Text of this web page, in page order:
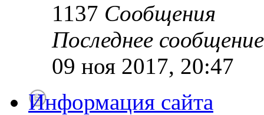
1137 Сообщения
Последнее сообщение
09 ноя 2017, 20:47
Информация сайта